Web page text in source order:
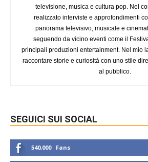
televisione, musica e cultura pop. Nel
realizzato interviste e approfondimenti
panorama televisivo, musicale e
seguendo da vicino eventi come il
principali produzioni entertainment. Nel mio
raccontare storie e curiosità con uno stile
al pubblico.
SEGUICI SUI SOCIAL
540,000 Fans